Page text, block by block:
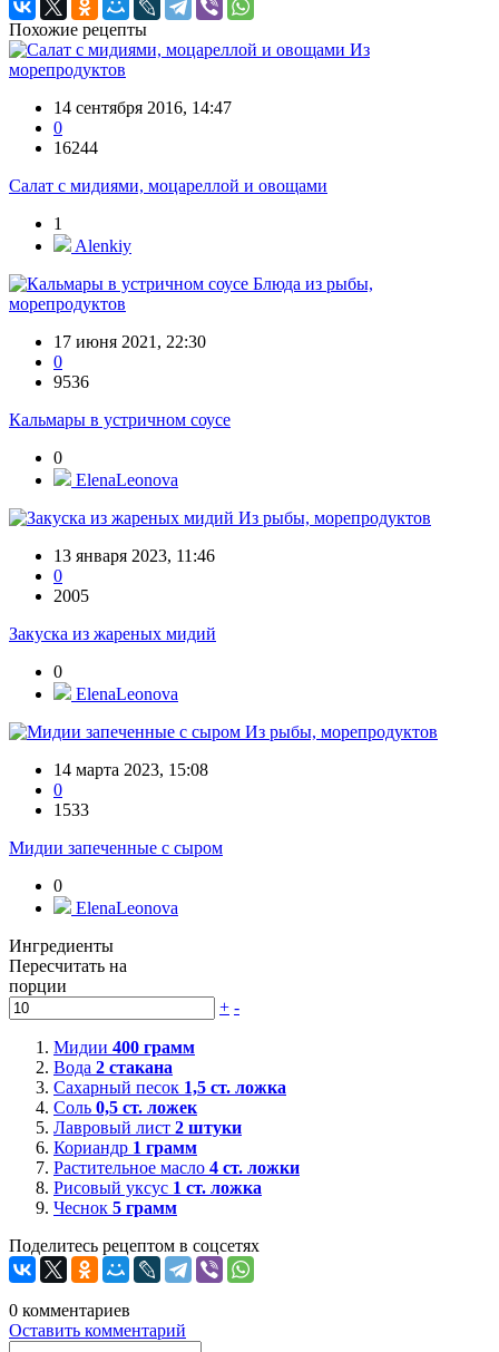
Похожие рецепты
Из
морепродуктов
14 сентября 2016, 14:47
0
16244
Салат с мидиями, моцареллой и овощами
1
Alenkiy
Блюда из рыбы,
морепродуктов
17 июня 2021, 22:30
0
9536
Кальмары в устричном соусе
0
ElenaLeonova
Из рыбы, морепродуктов
13 января 2023, 11:46
0
2005
Закуска из жареных мидий
0
ElenaLeonova
Из рыбы, морепродуктов
14 марта 2023, 15:08
0
1533
Мидии запеченные с сыром
0
ElenaLeonova
Ингредиенты
Пересчитать на
порции
+ -
Мидии 400 грамм
Вода 2 стакана
Сахарный песок 1,5 ст. ложка
Соль 0,5 ст. ложек
Лавровый лист 2 штуки
Кориандр 1 грамм
Растительное масло 4 ст. ложки
Рисовый уксус 1 ст. ложка
Чеснок 5 грамм
Поделитесь рецептом в соцсетях
0 комментариев
Оставить комментарий